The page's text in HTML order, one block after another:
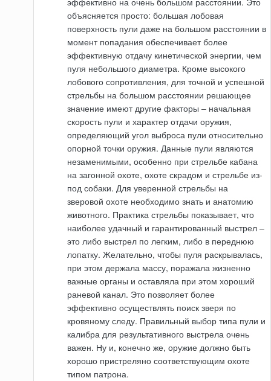
объясняется просто: большая лобовая
поверхность пули даже на большом расстоянии в
момент попадания обеспечивает более
эффективную отдачу кинетической энергии, чем
пуля небольшого диаметра. Кроме высокого
лобового сопротивления, для точной и успешной
стрельбы на большом расстоянии решающее
значение имеют другие факторы – начальная
скорость пули и характер отдачи оружия,
определяющий угол выброса пули относительно
опорной точки оружия. Данные пули являются
незаменимыми, особенно при стрельбе кабана
на загонной охоте, охоте скрадом и стрельбе из-
под собаки. Для уверенной стрельбы на
зверовой охоте необходимо знать и анатомию
животного. Практика стрельбы показывает, что
наиболее удачный и гарантированный выстрел –
это либо выстрел по легким, либо в переднюю
лопатку. Желательно, чтобы пуля раскрывалась,
при этом держала массу, поражала жизненно
важные органы и оставляла при этом хороший
раневой канал. Это позволяет более
эффективно осуществлять поиск зверя по
кровяному следу. Правильный выбор типа пули и
калибра для результативного выстрела очень
важен. Ну и, конечно же, оружие должно быть
хорошо пристреляно соответствующим охоте
типом патрона.